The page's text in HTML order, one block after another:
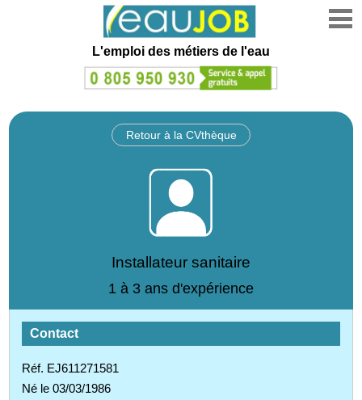
L'emploi des métiers de l'eau
Retour à la CVthèque
Installateur sanitaire
1 à 3 ans d'expérience
Contact
Réf. EJ611271581
Né le 03/03/1986